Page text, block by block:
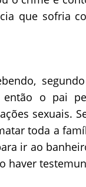
que sofria
o pai
sexuais.
toda a
ir ao
haver